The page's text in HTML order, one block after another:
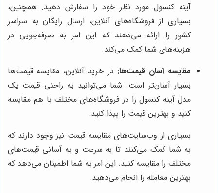
آینه کنسول مورد نظر خود را سفارش دهید. همچنین،
بسیاری از فروشگاه‌های آنلاین، ارسال رایگان به سراسر
کشور را ارائه می‌دهند که این امر به صرفه‌جویی در
هزینه‌های شما کمک می‌کند.
مقایسه آسان قیمت‌ها: در خرید آنلاین، مقایسه قیمت‌ها
بسیار آسان‌تر است. شما می‌توانید به راحتی قیمت یک
مدل آینه کنسول را در فروشگاه‌های مختلف با هم مقایسه
کنید و بهترین قیمت را پیدا کنید.
بسیاری از وب‌سایت‌های مقایسه قیمت نیز وجود دارند که
به شما کمک می‌کنند تا به سرعت و به آسانی قیمت‌های
مختلف را مقایسه کنید. این امر به شما اطمینان می‌دهد که
بهترین معامله را انجام می‌دهید.